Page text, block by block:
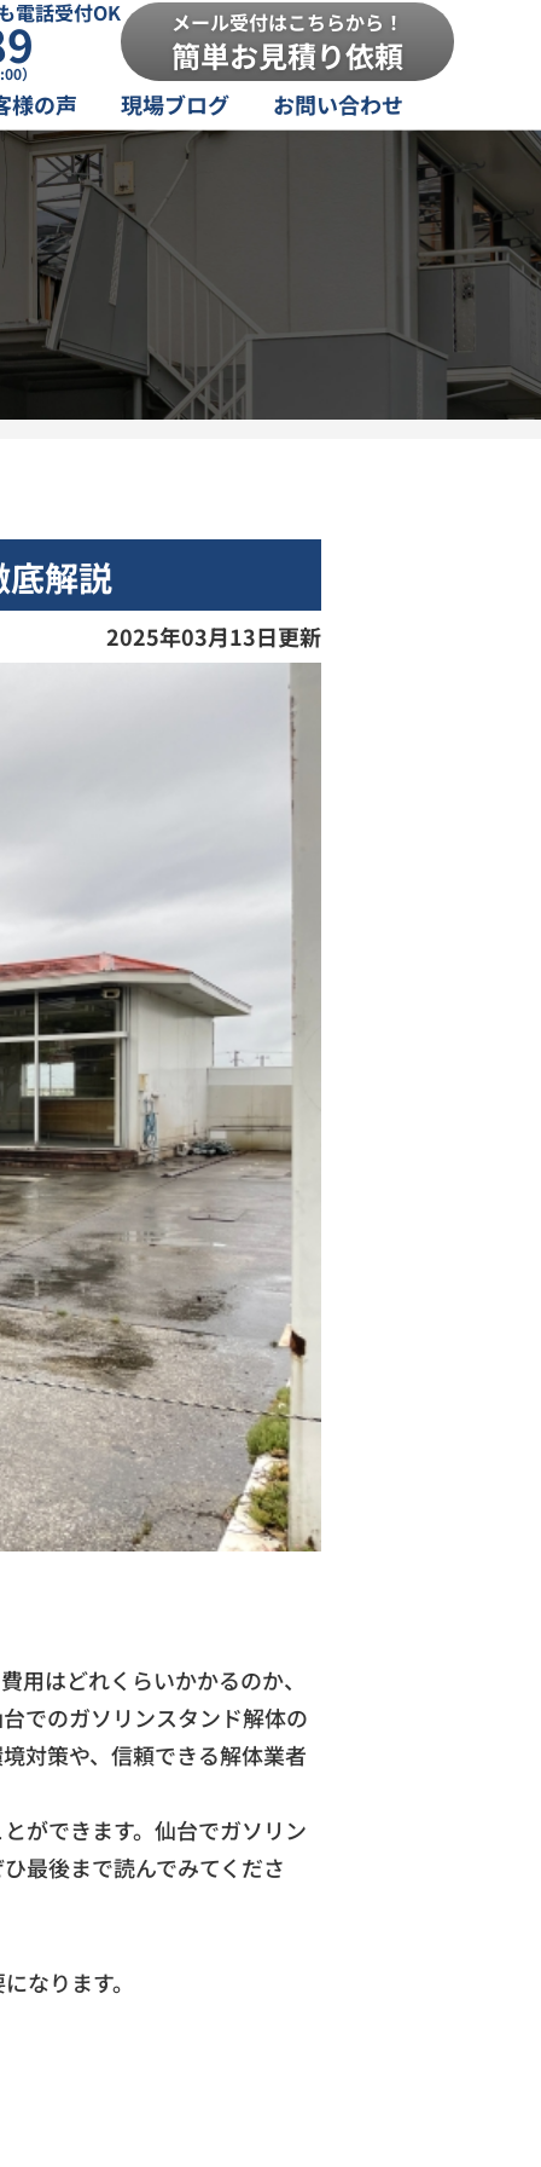
電話受付OK
）
メール受付はこちらから！
簡単お見積り依頼
様の声 現場ブログ お問い合わせ
底解説
2025年03月13日更新
用はどれくらいかかるのか、
でのガソリンスタンド解体の
対策や、信頼できる解体業者
ができます。仙台でガソリン
最後まで読んでみてくださ
なります。